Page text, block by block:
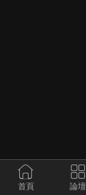
首頁 論壇